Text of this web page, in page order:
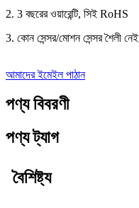
2. 3 বছরের ওয়ারেন্টি, সিই RoHS
3. কোন সেন্সর/মোশন সেন্সর শৈলী নেই
আমাদের ইমেইল পাঠান
পণ্য বিবরণী
পণ্য ট্যাগ
বৈশিষ্ট্য